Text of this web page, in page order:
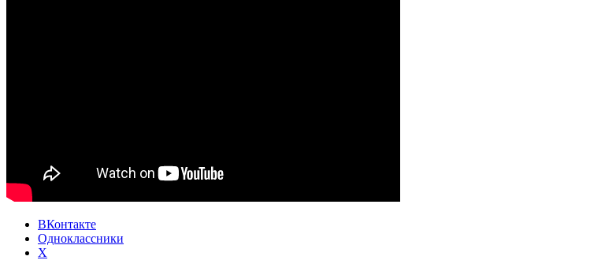
ВКонтакте
Одноклассники
X